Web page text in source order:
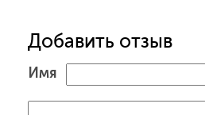
Добавить отзыв
Имя